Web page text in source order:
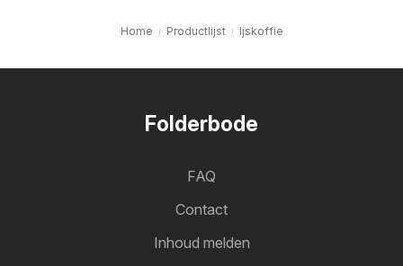
Home Productlijst Ijskoffie
Folderbode
FAQ
Contact
Inhoud melden